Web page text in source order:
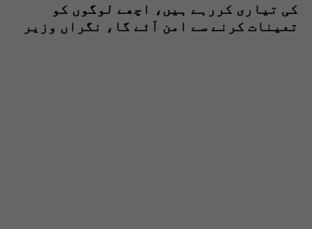
کی تیاری کررہے ہیں، اچھے لوگوں کو
تعینات کرنے سے امن آئے گا، نگراں وزیر